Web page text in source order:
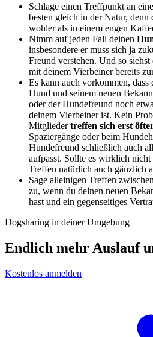
Schlage einen Treffpunkt an
besten gleich in der Natur,
wohler als in einem engen
Nimm auf jeden Fall deinen
insbesondere er muss sich ja
Freund verstehen. Und so
mit deinem Vierbeiner bereits
Es kann auch vorkommen,
Hund und seinem neuen
oder der Hundefreund noch
deinem Vierbeiner ist. Kein
Mitgliedertreffen sich erst
Spaziergänge oder beim
Hundefreund schließlich auch
aufpasst. Sollte es wirklich nicht
Treffen natürlich auch gänzlich
Sage alleinigen Treffen
zu, wenn du deinen neuen
hast und ein gegenseitiges
Dogsharing in deiner Umgebung
Endlich mehr Auslauf
Kostenlos anmelden